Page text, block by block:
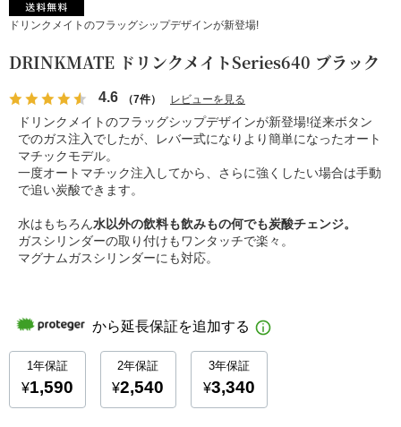
ドリンクメイトのフラッグシップデザインが新登場!
DRINKMATE ドリンクメイトSeries640 ブラック
4.6 （7件） レビューを見る
ドリンクメイトのフラッグシップデザインが新登場!従来ボタン
でのガス注入でしたが、レバー式になりより簡単になったオート
マチックモデル。
一度オートマチック注入してから、さらに強くしたい場合は手動
で追い炭酸できます。
水はもちろん水以外の飲料も飲みもの何でも炭酸チェンジ。
ガスシリンダーの取り付けもワンタッチで楽々。
マグナムガスシリンダーにも対応。